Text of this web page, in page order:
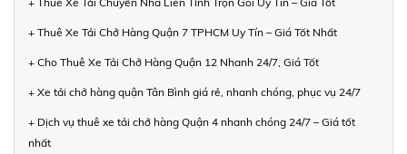
+ Thuê Xe Tải Chở Hàng Quận 7 TPHCM Uy Tín – Giá Tốt Nhất
+ Cho Thuê Xe Tải Chở Hàng Quận 12 Nhanh 24/7, Giá Tốt
+ Xe tải chở hàng quận Tân Bình giá rẻ, nhanh chóng, phục vụ 24/7
+ Dịch vụ thuê xe tải chở hàng Quận 4 nhanh chóng 24/7 – Giá tốt
nhất